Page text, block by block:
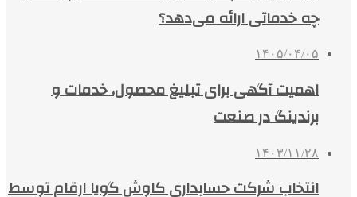
چه خدماتی ارائه می‌دهد؟
۱۴۰۵/۰۴/۰۵
اهمیت آگهی برای تبلیغ محصول، خدمات و
برندینگ در صنعت
۱۴۰۳/۱۱/۲۸
انتخاب شرکت حسابداری کاوش گویا ارقام توسط